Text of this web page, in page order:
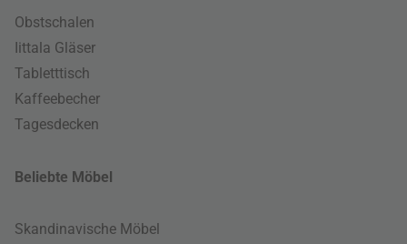
Obstschalen
Iittala Gläser
Tabletttisch
Kaffeebecher
Tagesdecken
Beliebte Möbel
Skandinavische Möbel